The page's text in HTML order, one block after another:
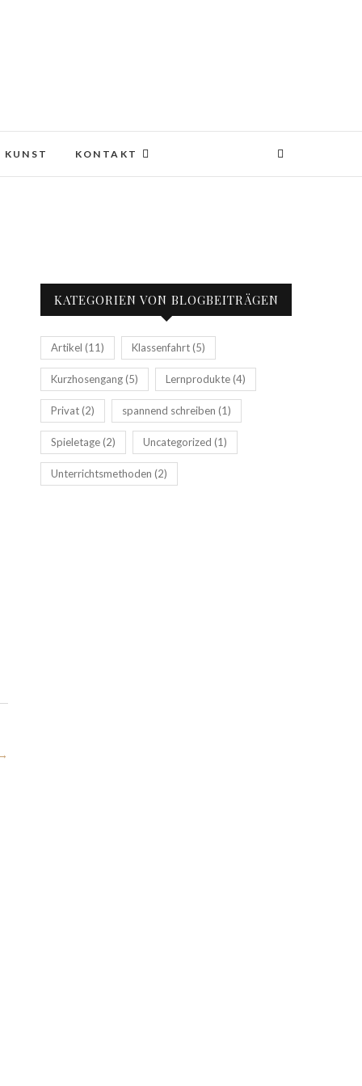
KUNST KONTAKT
→
KATEGORIEN VON BLOGBEITRÄGEN
Artikel (11) Klassenfahrt(5)
Kurzhosengang(5) Lernprodukte(4)
Privat(2) spannend schreiben (1)
Spieletage(2) Uncategorized (1)
Unterrichtsmethoden (2)